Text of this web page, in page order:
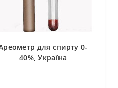
для спирту 0-
40%, Україна